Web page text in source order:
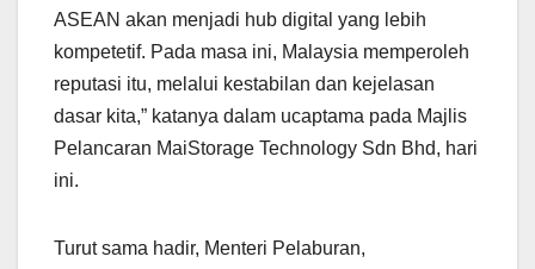
ASEAN akan menjadi hub digital yang lebih
kompetetif. Pada masa ini, Malaysia memperoleh
reputasi itu, melalui kestabilan dan kejelasan
dasar kita,” katanya dalam ucaptama pada Majlis
Pelancaran MaiStorage Technology Sdn Bhd, hari
ini.
Turut sama hadir, Menteri Pelaburan,